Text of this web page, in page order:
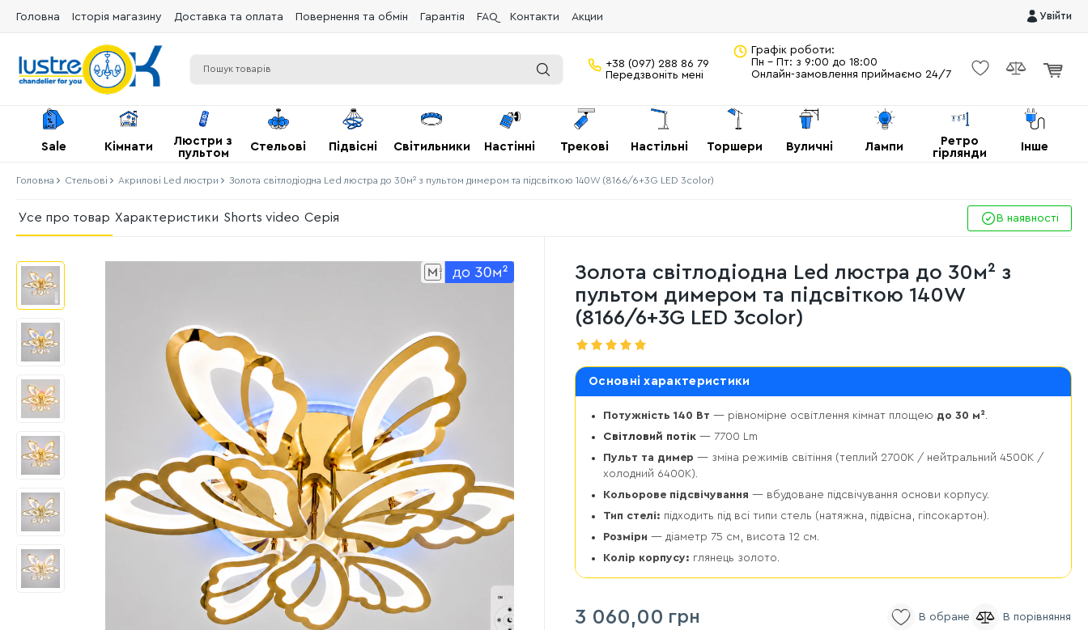
Головна Історія магазину Доставка та оплата Повернення та обмін Гарантія FAQ Контакти Акции Увійти
+38 (097) 288 86 79
Передзвоніть мені
Графік роботи:
Пн - Пт: з 9:00 до 18:00
Онлайн-замовлення приймаємо 24/7
Sale Кімнати
Люстри з
пультом
Стельові Підвісні Світильники Настінні Трекові Настільні Торшери Вуличні Лампи
Ретро
гірлянди
Інше
Головна Стельові Акрилові Led люстри Золота світлодіодна Led люстра до 30м² з пультом димером та підсвіткою 140W (8166/6+3G LED 3color)
Усе про товар Характеристики Shorts video Серія В наявності
Золота світлодіодна Led люстра до 30м² з
пультом димером та підсвіткою 140W
(8166/6+3G LED 3color)
Основні характеристики
Потужність 140 Вт — рівномірне освітлення кімнат площею до 30 м².
Світловий потік — 7700 Lm
Пульт та димер — зміна режимів світіння (теплий 2700К / нейтральний 4500К /
холодний 6400К).
Кольорове підсвічування — вбудоване підсвічування основи корпусу.
Тип стелі: підходить під всі типи стель (натяжна, підвісна, гіпсокартон).
Розміри — діаметр 75 см, висота 12 см.
Колір корпусу: глянець золото.
3 060,00 грн